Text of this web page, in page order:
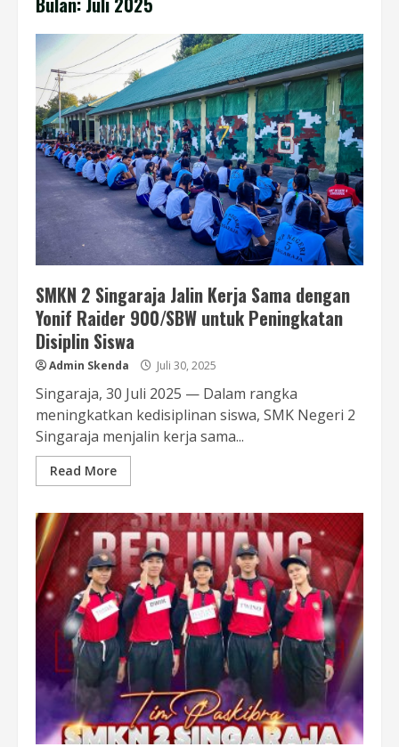
SMKN 2 Singaraja Jalin Kerja Sama dengan
Yonif Raider 900/SBW untuk Peningkatan
Disiplin Siswa
Admin Skenda Juli 30, 2025
Singaraja, 30 Juli 2025 — Dalam rangka
meningkatkan kedisiplinan siswa, SMK Negeri 2
Singaraja menjalin kerja sama...
Read More